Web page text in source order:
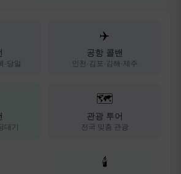
·당일
✈️
공항 콜밴
인천·김포·김해·제주
대기
🗺️
관광 투어
전국 맞춤 관광
🕯️